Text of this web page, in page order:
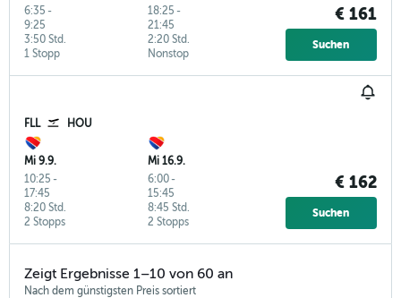
6:35 -
9:25
1 Stopp
3:50 Std.
18:25 -
21:45
Nonstop
2:20 Std.
€ 161
Suchen
FLL HOU
Mi 9.9.
10:25 -
17:45
2 Stopps
8:20 Std.
Mi 16.9.
6:00-
15:45
2 Stopps
8:45 Std.
€ 162
Suchen
Zeigt Ergebnisse 1–10 von 60 an
Nach dem günstigsten Preis sortiert